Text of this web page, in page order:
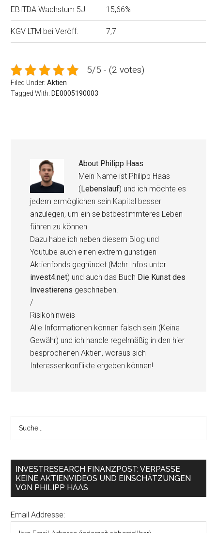
EBITDA Wachstum 5J 15,66%
KGV LTM bei Veröff. 7,7
5/5 - (2 votes)
Filed Under:Aktien
Tagged With: DE0005190003
About Philipp Haas
Mein Name ist Philipp Haas
( Lebenslauf) und ich möchte es
jedem ermöglichen sein Kapital besser
anzulegen, um ein selbstbestimmteres Leben
führen zu können.
Dazu habe ich neben diesem Blog und
Youtube auch einen extrem günstigen
Aktienfonds gegründet (Mehr Infos unter
invest4.net) und auch das Buch Die Kunst des
Investierens geschrieben.
/
Risikohinweis
Alle Informationen können falsch sein (Keine
Gewähr) und ich handle regelmäßig in den hier
besprochenen Aktien, woraus sich
Interessenkonflikte ergeben können!
INVESTRESEARCH FINANZPOST: VERPASSE
KEINE AKTIENVIDEOS UND EINSCHÄTZUNGEN
VON PHILIPP HAAS
Email Addresse: